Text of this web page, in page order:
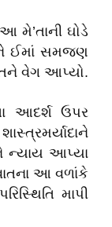
મે’તાની ઘોડે
ઈમાં સમજણ
વેગ આપ્યો.
આદર્શ ઉપર
ન્યાય આપ્યા
આ વળાંકે
માપી